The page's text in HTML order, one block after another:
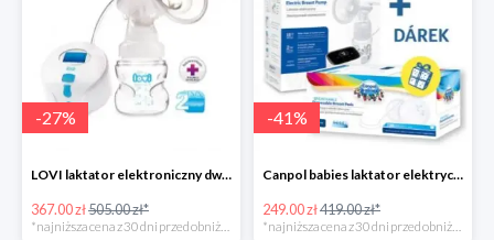
-27%
LOVI laktator elektroniczny dwufazowy Prolactis -27%
367.00 zł505.00 zł*
-41%
Canpol babies laktator elektryczny EASY NATURAL -40%
249.00 zł419.00 zł*